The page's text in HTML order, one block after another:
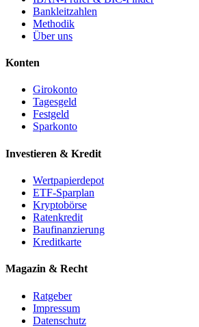
Bankleitzahlen
Methodik
Über uns
Konten
Girokonto
Tagesgeld
Festgeld
Sparkonto
Investieren & Kredit
Wertpapierdepot
ETF-Sparplan
Kryptobörse
Ratenkredit
Baufinanzierung
Kreditkarte
Magazin & Recht
Ratgeber
Impressum
Datenschutz